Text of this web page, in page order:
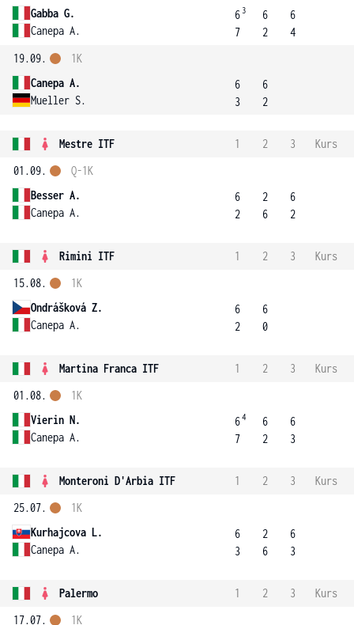
Gabba G.
Canepa A.
6 3
7
6
2
6
4
19.09.
Canepa A.
Mueller S.
1K
6
3
6
2
Mestre ITF 1 2 3
Kurs
01.09.
Besser A.
Canepa A.
Q-1K
6
2
2
6
6
2
Rimini ITF 1 2 3
Kurs
15.08.
Ondrášková Z.
Canepa A.
1K
6
2
6
0
Martina Franca ITF 1 2 3
Kurs
01.08.
Vierin N.
Canepa A.
1K
64
7
6
2
6
3
Monteroni D'Arbia ITF 1 2 3
Kurs
25.07.
Kurhajcova L.
Canepa A.
1K
6
3
2
6
6
3
Palermo 1 2 3
Kurs
17.07.
1K